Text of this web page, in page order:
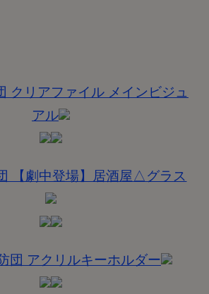
クリアファイル メインビジュ
アル
【劇中登場】居酒屋△グラス
団 アクリルキーホルダー